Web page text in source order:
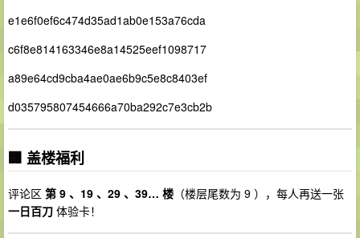
e1e6f0ef6c474d35ad1ab0e153a76cda
c6f8e814163346e8a14525eef1098717
a89e64cd9cba4ae0ae6b9c5e8c8403ef
d035795807454666a70ba292c7e3cb2b
🏢 盖楼福利
评论区 第 9 、19 、29 、39… 楼 （楼层尾数为 9 ），每人再送一张
一日百刀 体验卡！